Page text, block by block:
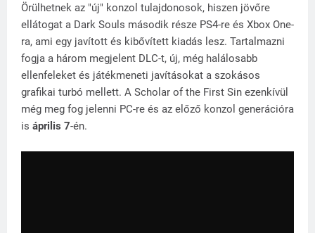
Örülhetnek az "új" konzol tulajdonosok, hiszen jövőre
ellátogat a Dark Souls második része PS4-re és Xbox One-
ra, ami egy javított és kibővített kiadás lesz. Tartalmazni
fogja a három megjelent DLC-t, új, még halálosabb
ellenfeleket és játékmeneti javításokat a szokásos
grafikai turbó mellett. A Scholar of the First Sin ezenkívül
még meg fog jelenni PC-re és az előző konzol generációra
is április 7-én.